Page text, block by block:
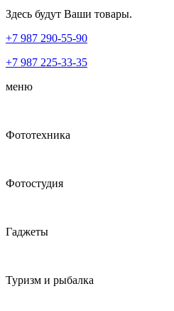
Здесь будут Ваши товары.
+7 987 290-55-90
+7 987 225-33-35
меню
Фототехника
Фотостудия
Гаджеты
Туризм и рыбалка